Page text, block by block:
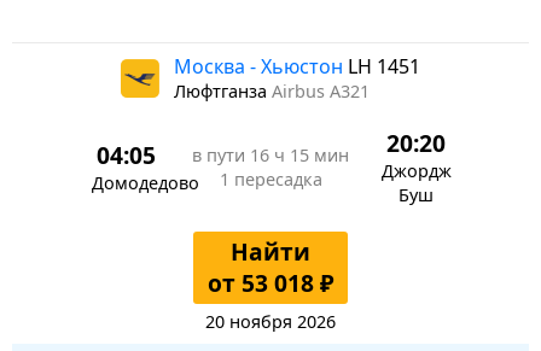
Москва - Хьюстон LH 1451
Люфтганза Airbus A321
04:05
Домодедово
в пути 16 ч 15 мин
1 пересадка
20:20
Джордж
Буш
Найти
от 53 018 ₽
20 ноября 2026